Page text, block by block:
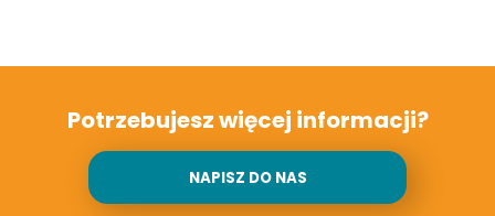
Potrzebujesz więcej informacji?
NAPISZ DO NAS